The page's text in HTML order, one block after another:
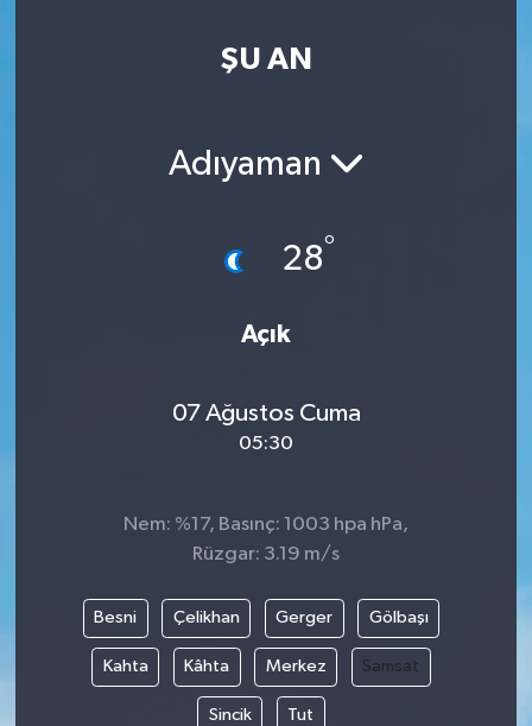
ŞU AN
Adıyaman
28°
Açık
07 Ağustos Cuma
05:30
Nem: %17, Basınç: 1003 hpa hPa,
Rüzgar: 3.19 m/s
Besni Çelikhan Gerger Gölbaşı
Kahta Kâhta Merkez Samsat
Sincik Tut